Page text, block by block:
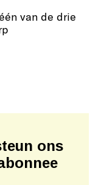
van de drie
ons